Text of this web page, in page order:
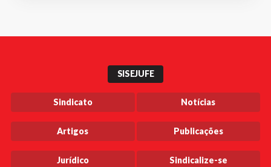
SISEJUFE
Sindicato Notícias
Artigos Publicações
Jurídico Sindicalize-se